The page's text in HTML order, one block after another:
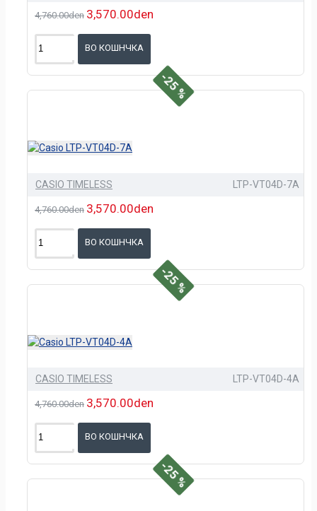
4,760.00den 3,570.00den
ВО КОШНЧКА
-25 %
CASIO TIMELESS LTP-VT04D-7A
4,760.00den 3,570.00den
ВО КОШНЧКА
-25 %
CASIO TIMELESS LTP-VT04D-4A
4,760.00den 3,570.00den
ВО КОШНЧКА
-25 %